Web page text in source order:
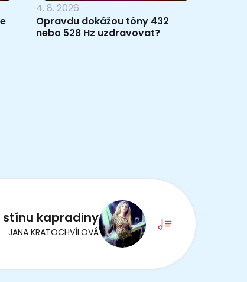
4. 8. 2026
Opravdu dokážou tóny 432
nebo 528 Hz uzdravovat?
stínu kapradiny
JANA KRATOCHVÍLOVÁ